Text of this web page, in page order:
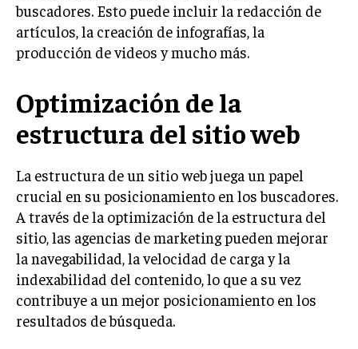
TRANSFORMACIÓN DIGITAL
ANALÍTICA EMPRESARIAL Y BUSINESS
CIBERSEGURIDAD EMPRESARIAL
ESTRATEGIA
EMPRESAS FAMILIARES Y SUCESIÓN
GESTIÓN DEL RIESGO EMPRESARIAL
NEGOCIACIÓN Y RESOLUCIÓN DE CONFLICTOS
DERECHO EMPRESARIAL Y REGULACIONES
ÉXITO EMPRESARIAL Y CASOS DE ESTUDIO
GOBIERNO CORPORATIVO
buscadores. Esto puede incluir la redacción de
artículos, la creación de infografías, la
producción de videos y mucho más.
Optimización de la
estructura del sitio web
La estructura de un sitio web juega un papel
crucial en su posicionamiento en los buscadores.
A través de la optimización de la estructura del
sitio, las agencias de marketing pueden mejorar
la navegabilidad, la velocidad de carga y la
indexabilidad del contenido, lo que a su vez
contribuye a un mejor posicionamiento en los
resultados de búsqueda.